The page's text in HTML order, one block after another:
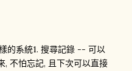
的系統1. 搜尋記錄 -- 可以
, 不怕忘記, 且下次可以直接